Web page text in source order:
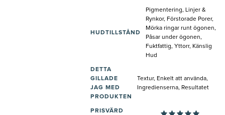
HUDTILLSTÅND
Pigmentering, Linjer &
Rynkor, Förstorade Porer,
Mörka ringar runt ögonen,
Påsar under ögonen,
Fuktfattig, Yttorr, Känslig
Hud
DETTA
GILLADE
JAG MED
PRODUKTEN
Textur, Enkelt att använda,
Ingredienserna, Resultatet
PRISVÄRD